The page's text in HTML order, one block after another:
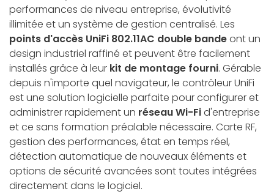
performances de niveau entreprise, évolutivité
illimitée et un système de gestion centralisé. Les
points d'accès UniFi 802.11AC double bandeont un
design industriel raffiné et peuvent être facilement
installés grâce à leur kit de montage fourni. Gérable
depuis n'importe quel navigateur, le contrôleur UniFi
est une solution logicielle parfaite pour configurer et
administrer rapidement un réseau Wi-Fid'entreprise
et ce sans formation préalable nécessaire. Carte RF,
gestion des performances, état en temps réel,
détection automatique de nouveaux éléments et
options de sécurité avancées sont toutes intégrées
directement dans le logiciel.